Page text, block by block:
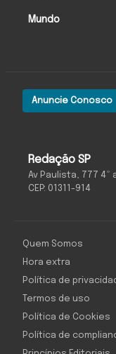
Redação SP
Av Paulista, 777 4º
CEP: 01311-914
Anuncie Conosco
Mundo
Quem Somos
Hora extra
Política de
Termos de uso
Política de Cookies
Política de